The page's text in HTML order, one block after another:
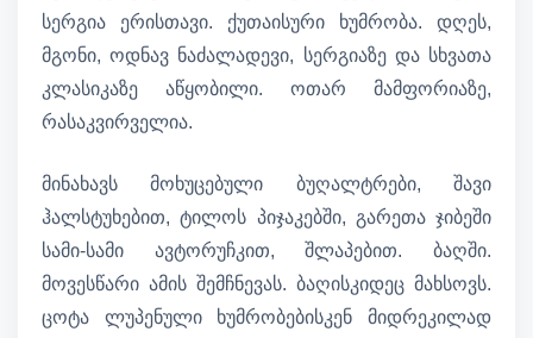
სერგია ერისთავი. ქუთაისური ხუმრობა. დღეს,
მგონი, ოდნავ ნაძალადევი, სერგიაზე და სხვათა
კლასიკაზე აწყობილი. ოთარ მამფორიაზე,
რასაკვირველია.
მინახავს მოხუცებული ბუღალტრები, შავი
ჰალსტუხებით, ტილოს პიჯაკებში, გარეთა ჯიბეში
სამი-სამი ავტორუჩკით, შლაპებით. ბაღში.
მოვესწარი ამის შემჩნევას. ბაღისკიდეც მახსოვს.
ცოტა ლუპენული ხუმრობებისკენ მიდრეკილად